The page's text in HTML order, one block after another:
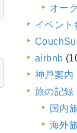
オー
イベント
airbnb
神戸案内
旅の記録
国内
海外